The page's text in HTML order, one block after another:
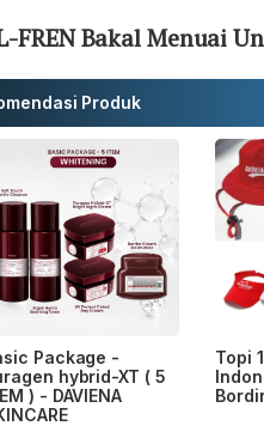
FREN Bakal Menuai
Produk
Package -
hybrid-XT ( 5
) - DAVIENA
Topi